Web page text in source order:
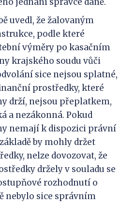
uvedl, že žalovaným
podle které
výměry po kasačním
krajského soudu vůči
sice nejsou splatné,
prostředky, které
drží, nejsou přeplatkem,
a nezákonná. Pokud
nemají k dispozici právní
by mohly držet
nelze dovozovat, že
držely v souladu se
rozhodnutí o
nebylo sice správním